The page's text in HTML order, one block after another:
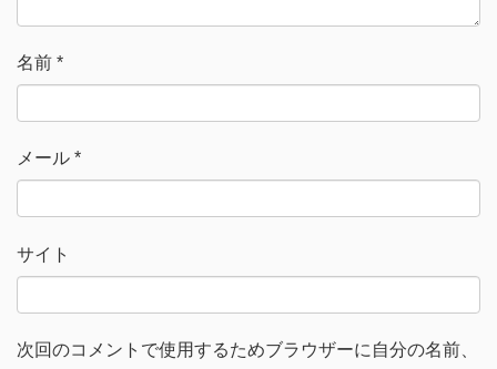
名前 *
メール *
サイト
次回のコメントで使用するためブラウザーに自分の名前、